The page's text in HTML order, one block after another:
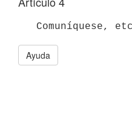
Ayuda